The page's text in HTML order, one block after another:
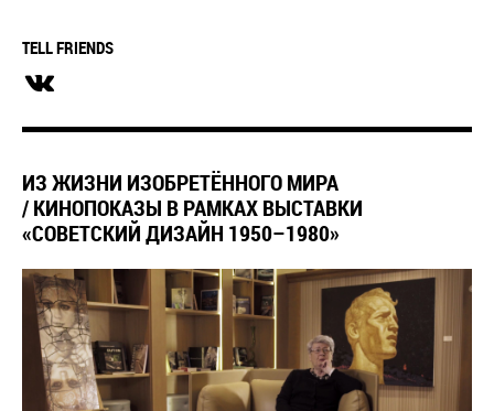
TELL FRIENDS
ИЗ ЖИЗНИ ИЗОБРЕТЁННОГО МИРА
/ КИНОПОКАЗЫ В РАМКАХ ВЫСТАВКИ
«СОВЕТСКИЙ ДИЗАЙН 1950–1980»